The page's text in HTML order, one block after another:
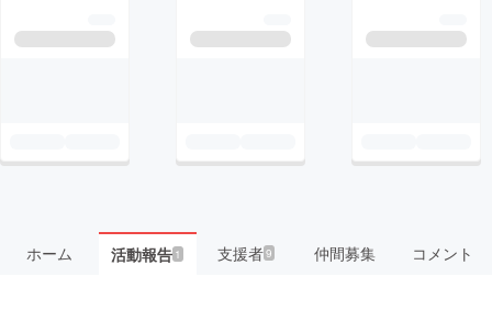
ホーム 活動報告1 支援者9 仲間募集 コメント